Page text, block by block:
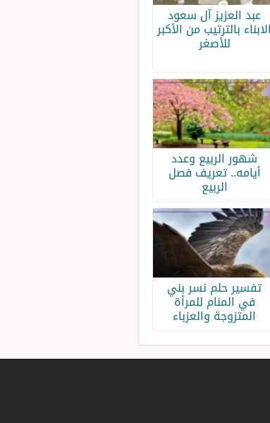
عبد العزيز آل سعود
الابناء بالترتيب من الأكبر
للأصغر
شهور الربيع وعدد
أيامه.. تعريف فصل
الربيع
تفسير حلم نسر بني
في المنام للمرأة
المتزوجة والعزباء